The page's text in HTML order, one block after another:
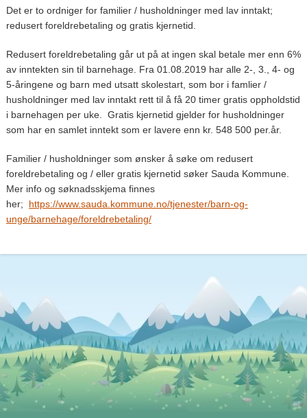
Det er to ordniger for familier / husholdninger med lav inntakt;
redusert foreldrebetaling og gratis kjernetid.
Redusert foreldrebetaling går ut på at ingen skal betale mer enn 6%
av inntekten sin til barnehage. Fra 01.08.2019 har alle 2-, 3., 4- og
5-åringene og barn med utsatt skolestart, som bor i famlier /
husholdninger med lav inntakt rett til å få 20 timer gratis oppholdstid
i barnehagen per uke. Gratis kjernetid gjelder for husholdninger
som har en samlet inntekt som er lavere enn kr. 548 500 per.år.
Familier / husholdninger som ønsker å søke om redusert
foreldrebetaling og / eller gratis kjernetid søker Sauda Kommune.
Mer info og søknadsskjema finnes
her; https://www.sauda.kommune.no/tjenester/barn-og-
unge/barnehage/foreldrebetaling/